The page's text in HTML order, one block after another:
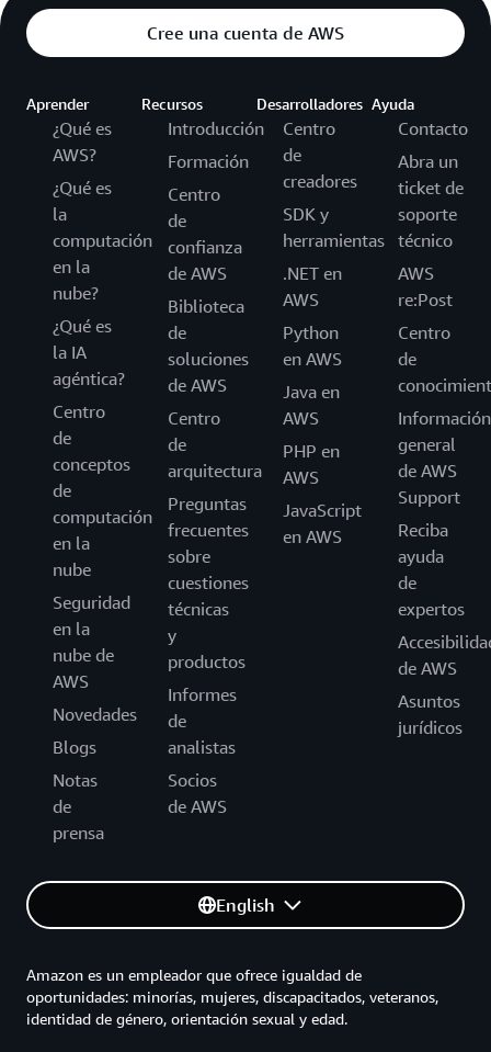
ajusta de manera elástica para controlar picos de cargas
de trabajo sin reducir el plazo o el rendimiento, lo que
informáticos correctos en sintonía con la demanda
relacionada con su contenido de video. Incorporar
características como el manejo de errores es sencillo, lo
que le permite monitorizar el flujo de trabajo
multimedia completo y realizar acciones como emitir
notificaciones en tiempo real.
Cree una cuenta de AWS
Aprender
¿Qué es
AWS?
¿Qué es
la
computación
en la
nube?
¿Qué es
la IA
agéntica?
Centro
de
conceptos
de
computación
en la
nube
Seguridad
en la
nube de
AWS
Novedades
Blogs
Notas
de
prensa
Recursos
Introducción
Formación
Centro
de
confianza
de AWS
Biblioteca
de
soluciones
de AWS
Centro
de
arquitectura
Preguntas
frecuentes
sobre
cuestiones
técnicas
y
productos
Informes
de
analistas
Socios
de AWS
Desarrolladores
Centro
de
creadores
SDK y
herramientas
.NET en
AWS
Python
en AWS
Java en
AWS
PHP en
AWS
JavaScript
en AWS
Ayuda
Contacto
Abra un
ticket de
soporte
técnico
AWS
re:Post
Centro
de
Información
general
de AWS
Support
Reciba
ayuda
de
expertos
de AWS
Asuntos
jurídicos
English
Amazon es un empleador que ofrece igualdad de
oportunidades: minorías, mujeres, discapacitados, veteranos,
identidad de género, orientación sexual y edad.